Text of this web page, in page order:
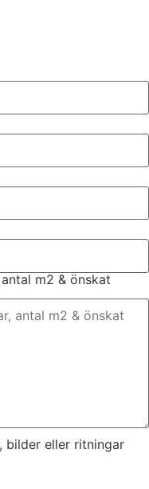
m2 & önskat
bilder eller ritningar